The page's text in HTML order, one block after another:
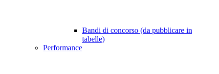
Bandi di concorso (da pubblicare in
tabelle)
Performance